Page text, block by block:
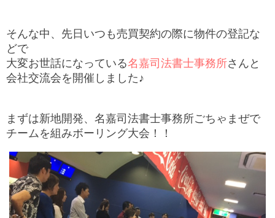
そんな中、先日いつも売買契約の際に物件の登記な
どで
大変お世話になっている名嘉司法書士事務所さんと
会社交流会を開催しました♪
まずは新地開発、名嘉司法書士事務所ごちゃまぜで
チームを組みボーリング大会！！